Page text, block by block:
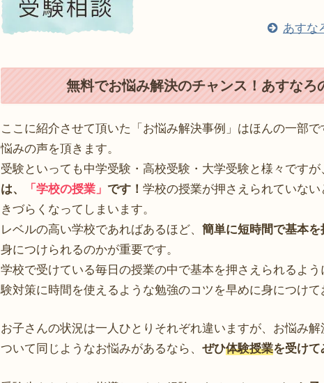
あすな
無料でお悩み解決のチャンス！あすなろ
ここに紹介させて頂いた「お悩み解決事例」はほんの一部
悩みの声を頂きます。
受験といっても中学受験・高校受験・大学受験と様々ですが
は、
「学校の授業」 です！ 学校の授業が押さえられていな
きづらくなってしまいます。
レベルの高い学校であればあるほど、 簡単に短時間で基本
身につけられるのかが重要です。
学校で受けている毎日の授業の中で基本を押さえられるよう
験対策に時間を使えるような勉強のコツを早めに身につけて
お子さんの状況は一人ひとりそれぞれ違いますが、お悩み
ついて同じようなお悩みがあるなら、 ぜひ体験授業を受けて